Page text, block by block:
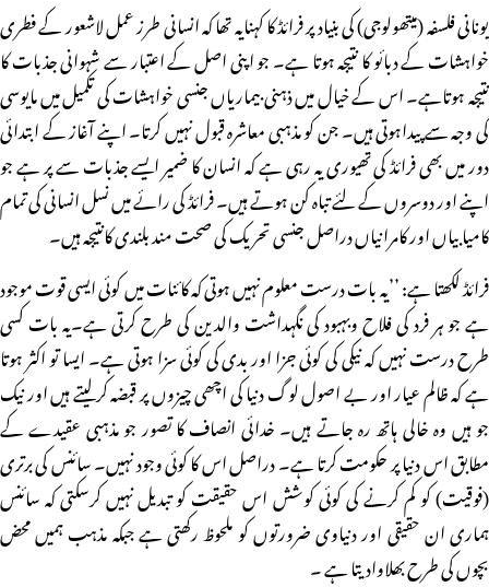
یونانی فلسفہ (میتھولوجی) کی بنیاد پر فرائڈ کا کہنایہ تھا کہ انسانی طرز عمل لاشعور کے فطری
خواہشات کے دبائو کا نتیجہ ہوتا ہے۔ جو اپنی اصل کے اعتبار سے شہوانی جذبات کا
نتیجہ ہوتاہے۔ اس کے خیال میں ذہنی بیماریاں جنسی خواہشات کی تکمیل میں مایوسی
کی وجہ سے پیداہوتی ہیں۔ جن کو مذہبی معاشرہ قبول نہیں کرتا۔ اپنے آغاز کے ابتدائی
دور میں بھی فرائڈ کی تھیوری یہ رہی ہے کہ انسان کا ضمیر ایسے جذبات سے پر ہے جو
اپنے اور دوسروں کے لئے تباہ کن ہوتے ہیں۔ فرائڈ کی رائے میں نسل انسانی کی تمام
کامیابیاں اور کامرانیاں دراصل جنسی تحریک کی صحت مند بلندی کانتیجہ ہیں۔
فرائڈ لکھتا ہے: ’’یہ بات درست معلوم نہیں ہوتی کہ کائنات میں کوئی ایسی قوت موجود
ہے جو ہر فرد کی فلاح وبہبود کی نگہداشت والدین کی طرح کرتی ہے۔یہ بات کسی
طرح درست نہیں کہ نیکی کی کوئی جزا اور بدی کی کوئی سزا ہوتی ہے۔ ایسا تو اکثر ہوتا
ہے کہ ظالم عیار اور بے اصول لوگ دنیا کی اچھی چیزوں پر قبضہ کرلیتے ہیں اور نیک
جو ہیں وہ خالی ہاتھ رہ جاتے ہیں۔ خدائی انصاف کا تصور جو مذہبی عقیدے کے
مطابق اس دنیا پر حکومت کرتا ہے۔ دراصل اس کا کوئی وجود نہیں۔ سائنس کی برتری
(فوقیت) کو کم کرنے کی کوئی کوشش اس حقیقت کو تبدیل نہیں کرسکتی کہ سائنس
ہماری ان حقیقی اور دنیاوی ضرورتوں کو ملحوظ رکھتی ہے جبکہ مذہب ہمیں محض
بچوں کی طرح بھلاوادیتا ہے ۔